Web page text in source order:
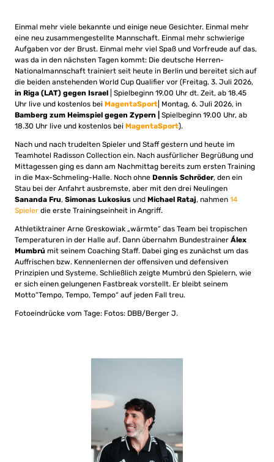
Einmal mehr viele bekannte und einige neue Gesichter. Einmal mehr
eine neu zusammengestellte Mannschaft. Einmal mehr schwierige
Aufgaben vor der Brust. Einmal mehr viel Spaß und Vorfreude auf das,
was da in den nächsten Tagen kommt: Die deutsche Herren-
Nationalmannschaft trainiert seit heute in Berlin und bereitet sich auf
die beiden anstehenden World Cup Qualifier vor (Freitag, 3. Juli 2026,
in Riga (LAT) gegen Israel | Spielbeginn 19.00 Uhr dt. Zeit, ab 18.45
Uhr live und kostenlos bei MagentaSport | Montag, 6. Juli 2026, in
Bamberg zum Heimspiel gegen Zypern | Spielbeginn 19.00 Uhr, ab
18.30 Uhr live und kostenlos bei MagentaSport).
Nach und nach trudelten Spieler und Staff gestern und heute im
Teamhotel Radisson Collection ein. Nach ausfürlicher Begrüßung und
Mittagessen ging es dann am Nachmittag bereits zum ersten Training
in die Max-Schmeling-Halle. Noch ohne Dennis Schröder, den ein
Stau bei der Anfahrt ausbremste, aber mit den drei Neulingen
Sananda Fru, Simonas Lukosius und Michael Rataj, nahmen 14
Spieler die erste Trainingseinheit in Angriff.
Athletiktrainer Arne Greskowiak „wärmte“ das Team bei tropischen
Temperaturen in der Halle auf. Dann übernahm Bundestrainer Álex
Mumbrú mit seinem Coaching Staff. Dabei ging es zunächst um das
Auffrischen bzw. Kennenlernen der offensiven und defensiven
Prinzipien und Systeme. Schließlich zeigte Mumbrú den Spielern, wie
er sich einen gelungenen Fastbreak vorstellt. Er bleibt seinem
Motto“Tempo, Tempo, Tempo“ auf jeden Fall treu.
Fotoeindrücke vom Tage: Fotos: DBB/Berger J.